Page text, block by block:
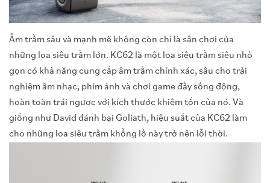
Âm trầm sâu và mạnh mẽ không còn chỉ là sân chơi của
những loa siêu trầm lớn. KC62 là một loa siêu trầm siêu nhỏ
gọn có khả năng cung cấp âm trầm chính xác, sâu cho trải
nghiệm âm nhạc, phim ảnh và chơi game đầy sống động,
hoàn toàn trái ngược với kích thước khiêm tốn của nó. Và
giống như David đánh bại Goliath, hiệu suất của KC62 làm
cho những loa siêu trầm khổng lồ này trở nên lỗi thời.